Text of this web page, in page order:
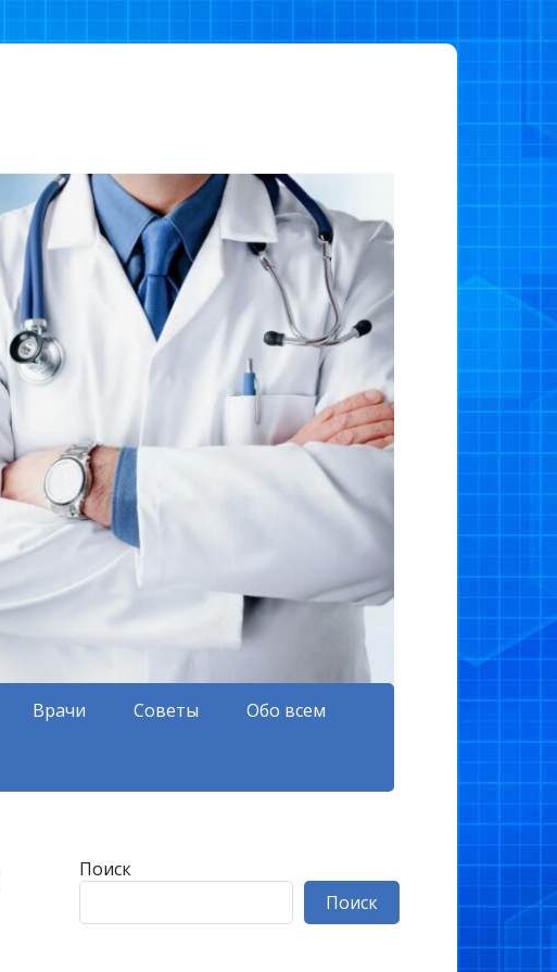
Врачи Советы Обо всем
Поиск
Поиск